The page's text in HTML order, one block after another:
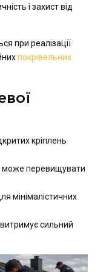
і захист від
при реалізації
покрівельних
кріплень
може перевищувати
мінімалістичних
витримує сильний